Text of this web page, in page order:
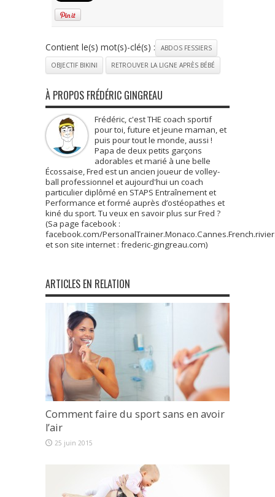
Contient le(s) mot(s)-clé(s) :
ABDOS FESSIERS
OBJECTIF BIKINI
RETROUVER LA LIGNE APRÈS BÉBÉ
À PROPOS FRÉDÉRIC GINGREAU
Frédéric, c'est THE coach sportif
pour toi, future et jeune maman, et
puis pour tout le monde, aussi !
Papa de deux petits garçons
adorables et marié à une belle
Écossaise, Fred est un ancien joueur de volley-
ball professionnel et aujourd'hui un coach
particulier diplômé en STAPS Entraînement et
Performance et formé auprès d’ostéopathes et
kiné du sport. Tu veux en savoir plus sur Fred ?
(Sa page facebook :
facebook.com/
et son site internet : frederic-gingreau.com)
ARTICLES EN RELATION
Comment faire du sport sans en avoir
l’air
25 juin 2015